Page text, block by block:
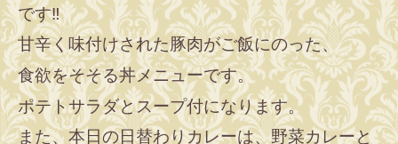
です‼
甘辛く味付けされた豚肉がご飯にのった、
食欲をそそる丼メニューです。
ポテトサラダとスープ付になります。
また、本日の日替わりカレーは、野菜カレーと